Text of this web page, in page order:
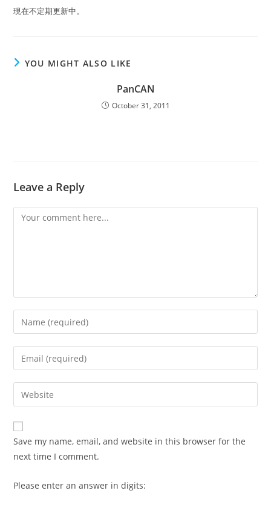
現在不定期更新中。
YOU MIGHT ALSO LIKE
PanCAN
October 31, 2011
Leave a Reply
Comment
Enter
your
name
comment
Enter
your
email
address
comment
Enter
your
website
URL
(optional)
Save my name, email, and website in this browser for the
next time I comment.
Please enter an answer in digits: